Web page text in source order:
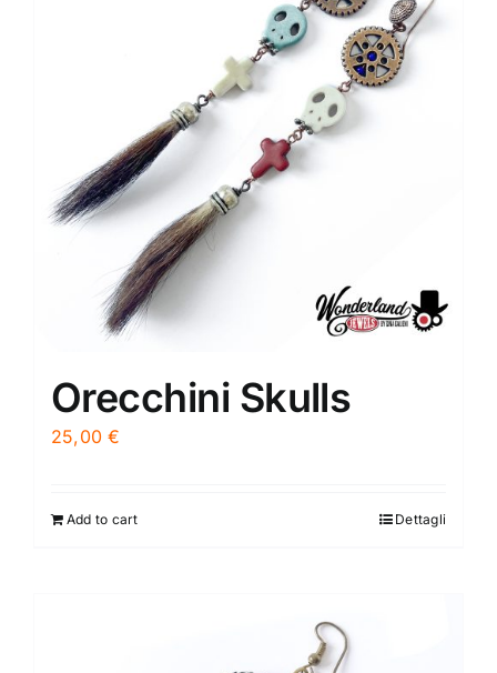
Orecchini Skulls
25,00€
Add to cart Dettagli